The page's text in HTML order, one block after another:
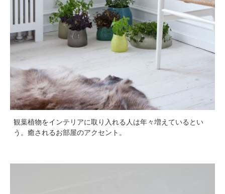
観葉植物をインテリアに取り入れる人は年々増えているとい
う。癒されるお部屋のアクセント。